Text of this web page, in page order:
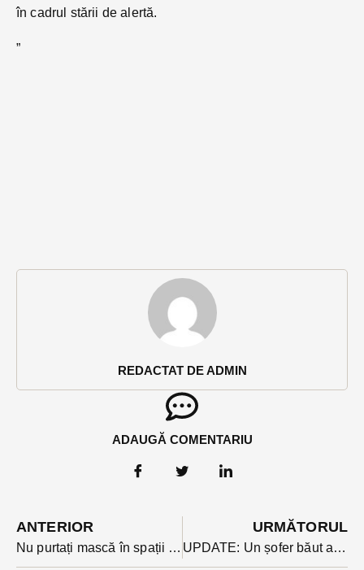
REDACTAT DE ADMIN
ADAUGĂ COMENTARIU
în cadrul stării de alertă.
”
ANTERIOR
Nu purtați mască în spații închise sau mijloace de transport în comun? Ce amendă riscați de luni
URMĂTORUL
UPDATE: Un șofer băut a reușit, singur pe drum, să răstoarne autocisterna cu lapte pe care o conducea